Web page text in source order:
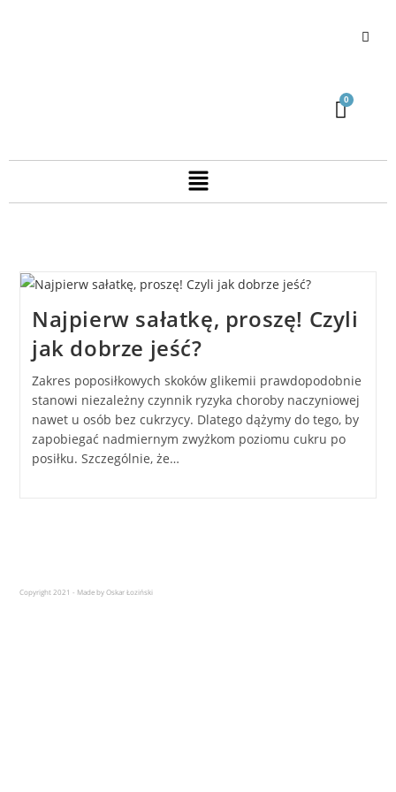
Najpierw sałatkę, proszę! Czyli
jak dobrze jeść?
Zakres poposiłkowych skoków glikemii prawdopodobnie
stanowi niezależny czynnik ryzyka choroby naczyniowej
nawet u osób bez cukrzycy. Dlatego dążymy do tego, by
zapobiegać nadmiernym zwyżkom poziomu cukru po
posiłku. Szczególnie, że…
Copyright 2021 - Made by Oskar Łoziński